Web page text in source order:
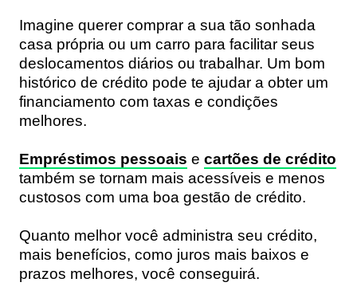
Imagine querer comprar a sua tão sonhada
casa própria ou um carro para facilitar seus
deslocamentos diários ou trabalhar. Um bom
histórico de crédito pode te ajudar a obter um
financiamento com taxas e condições
melhores.
Empréstimos pessoais e cartões de crédito
também se tornam mais acessíveis e menos
custosos com uma boa gestão de crédito.
Quanto melhor você administra seu crédito,
mais benefícios, como juros mais baixos e
prazos melhores, você conseguirá.